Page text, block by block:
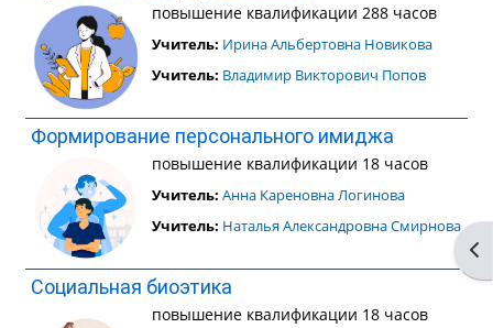
повышение квалификации 288 часов
Учитель: Ирина Альбертовна Новикова
Учитель: Владимир Викторович Попов
Формирование персонального имиджа
повышение квалификации 18 часов
Учитель: Анна Кареновна Логинова
Учитель: Наталья Александровна Смирнова
Социальная биоэтика
повышение квалификации 18 часов